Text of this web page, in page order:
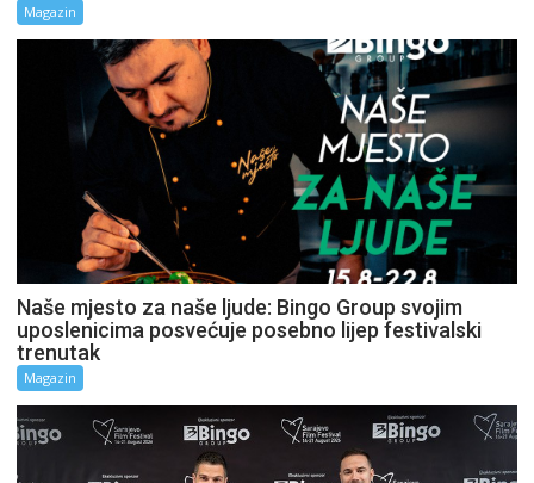
Magazin
Naše mjesto za naše ljude: Bingo Group svojim
uposlenicima posvećuje posebno lijep festivalski
trenutak
Magazin